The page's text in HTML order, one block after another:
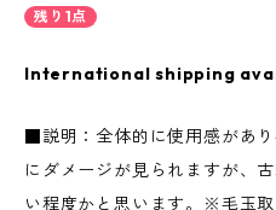
残り1点
International shipping
■説明：全体的に使用感があ
にダメージが見られますが、
い程度かと思います。※毛玉